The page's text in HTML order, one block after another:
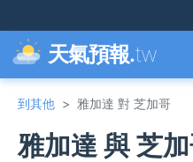
天氣預報.tw
到其他 > 雅加達 對 芝加哥
雅加達 與 芝